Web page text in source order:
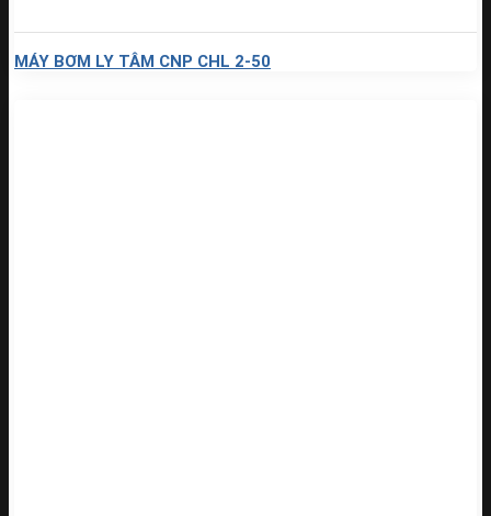
MÁY BƠM LY TÂM CNP CHL 2-50